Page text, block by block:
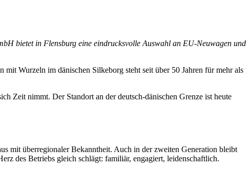
bietet in Flensburg eine eindrucksvolle Auswahl an EU-Neuwagen und
Wurzeln im dänischen Silkeborg steht seit über 50 Jahren für mehr als
Zeit nimmt. Der Standort an der deutsch-dänischen Grenze ist heute
mit überregionaler Bekanntheit. Auch in der zweiten Generation bleibt
des Betriebs gleich schlägt: familiär, engagiert, leidenschaftlich.